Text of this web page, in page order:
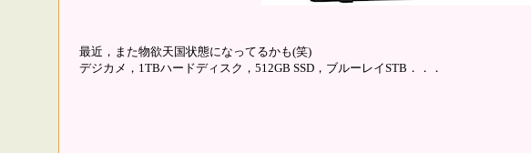
最近，また物欲天国状態になってるかも(笑)
デジカメ，1TBハードディスク，512GB SSD，ブルーレイSTB．．．